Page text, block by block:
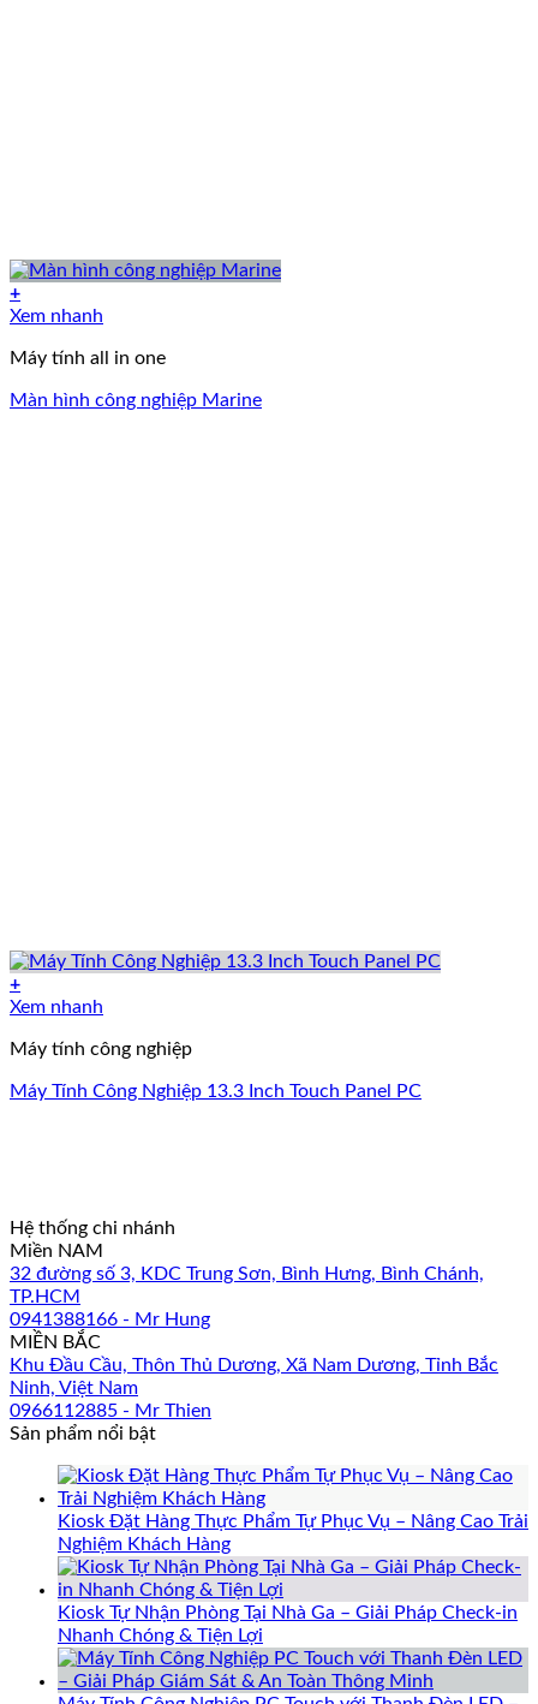
+
Xem nhanh
Máy tính all in one
Màn hình công nghiệp Marine
+
Xem nhanh
Máy tính công nghiệp
Máy Tính Công Nghiệp 13.3 Inch Touch Panel PC
Hệ thống chi nhánh
Miền NAM
32 đường số 3, KDC Trung Sơn, Bình Hưng, Bình Chánh,
TP.HCM
0941388166 - Mr Hung
MIỀN BẮC
Khu Đầu Cầu, Thôn Thủ Dương, Xã Nam Dương, Tỉnh Bắc
Ninh, Việt Nam
0966112885 - Mr Thien
Sản phẩm nổi bật
Kiosk Đặt Hàng Thực Phẩm Tự Phục Vụ – Nâng Cao Trải
Nghiệm Khách Hàng
Kiosk Tự Nhận Phòng Tại Nhà Ga – Giải Pháp Check-in
Nhanh Chóng & Tiện Lợi